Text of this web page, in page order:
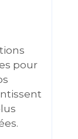
pour